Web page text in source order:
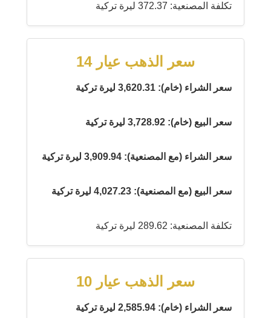
تكلفة المصنعية: 372.37 ليرة تركية
سعر الذهب عيار 14
سعر الشراء (خام): 3,620.31 ليرة تركية
سعر البيع (خام): 3,728.92 ليرة تركية
سعر الشراء (مع المصنعية): 3,909.94 ليرة تركية
سعر البيع (مع المصنعية): 4,027.23 ليرة تركية
تكلفة المصنعية: 289.62 ليرة تركية
سعر الذهب عيار 10
سعر الشراء (خام): 2,585.94 ليرة تركية